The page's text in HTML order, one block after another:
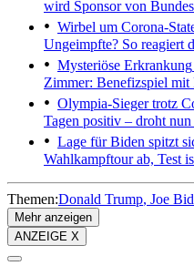
wird Sponsor von
Wirbel um Corona-
Ungeimpfte? So reagiert
Mysteriöse Erkrankung
Zimmer: Benefizspiel mit
Olympia-Sieger trotz
Tagen positiv – droht
Lage für Biden spitzt
Wahlkampftour ab, Test
Themen:Donald Trump Joe
Mehr anzeigen
ANZEIGE X